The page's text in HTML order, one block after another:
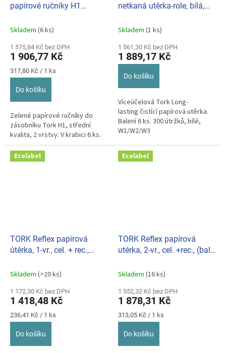
papírové ručníky H1
Skladem (6 ks)
1 575,84 Kč bez DPH
1 906,77 Kč
Měrná
cena:
317,80 Kč / 1 ks
Do košíku
Zelené papírové ručníky do
zásobníku Tork H1, střední
kvalita, 2 vrstvy. V krabici 6 ks.
netkaná utěrka-role, bílá,
Skladem (1 ks)
1 561,30 Kč bez DPH
1 889,17 Kč
Do košíku
Víceúčelová Tork Long-
lasting čistící papírová utěrka.
Balení 6 ks. 300 útržků, bílé,
W1/W2/W3
Ecolabel
TORK Reflex papírová
útěrka, 1-vr., cel. + rec.,
Skladem (>20 ks)
1 172,30 Kč bez DPH
1 418,48 Kč
Měrná
cena:
236,41 Kč / 1 ks
Do košíku
Ecolabel
TORK Reflex papírová
utěrka, 2-vr., cel. +rec., (bal.
Skladem (16 ks)
1 552,32 Kč bez DPH
1 878,31 Kč
Měrná
cena:
313,05 Kč / 1 ks
Do košíku